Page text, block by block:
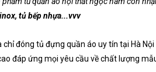
tủ bếp nhựa...vvv
chỉ đóng tủ đựng quần áo uy tín tại Hà
đáp ứng mọi yêu cầu về chất lượng